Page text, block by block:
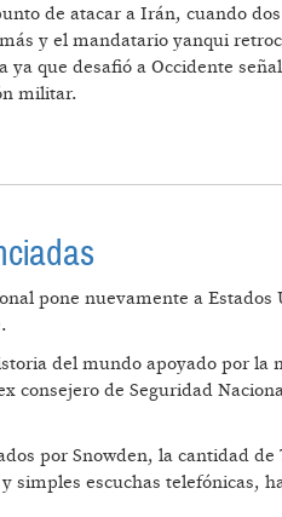
de atacar a Irán, cuando
y el mandatario yanqui
que desafió a Occidente
militar.
pone nuevamente a
del mundo apoyado por
de Seguridad
por Snowden, la cantidad de
simples escuchas telefónicas,